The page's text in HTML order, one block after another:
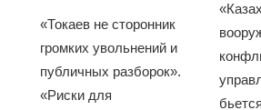
«Токаев не сторонник
громких увольнений и
публичных разборок».
«Риски для